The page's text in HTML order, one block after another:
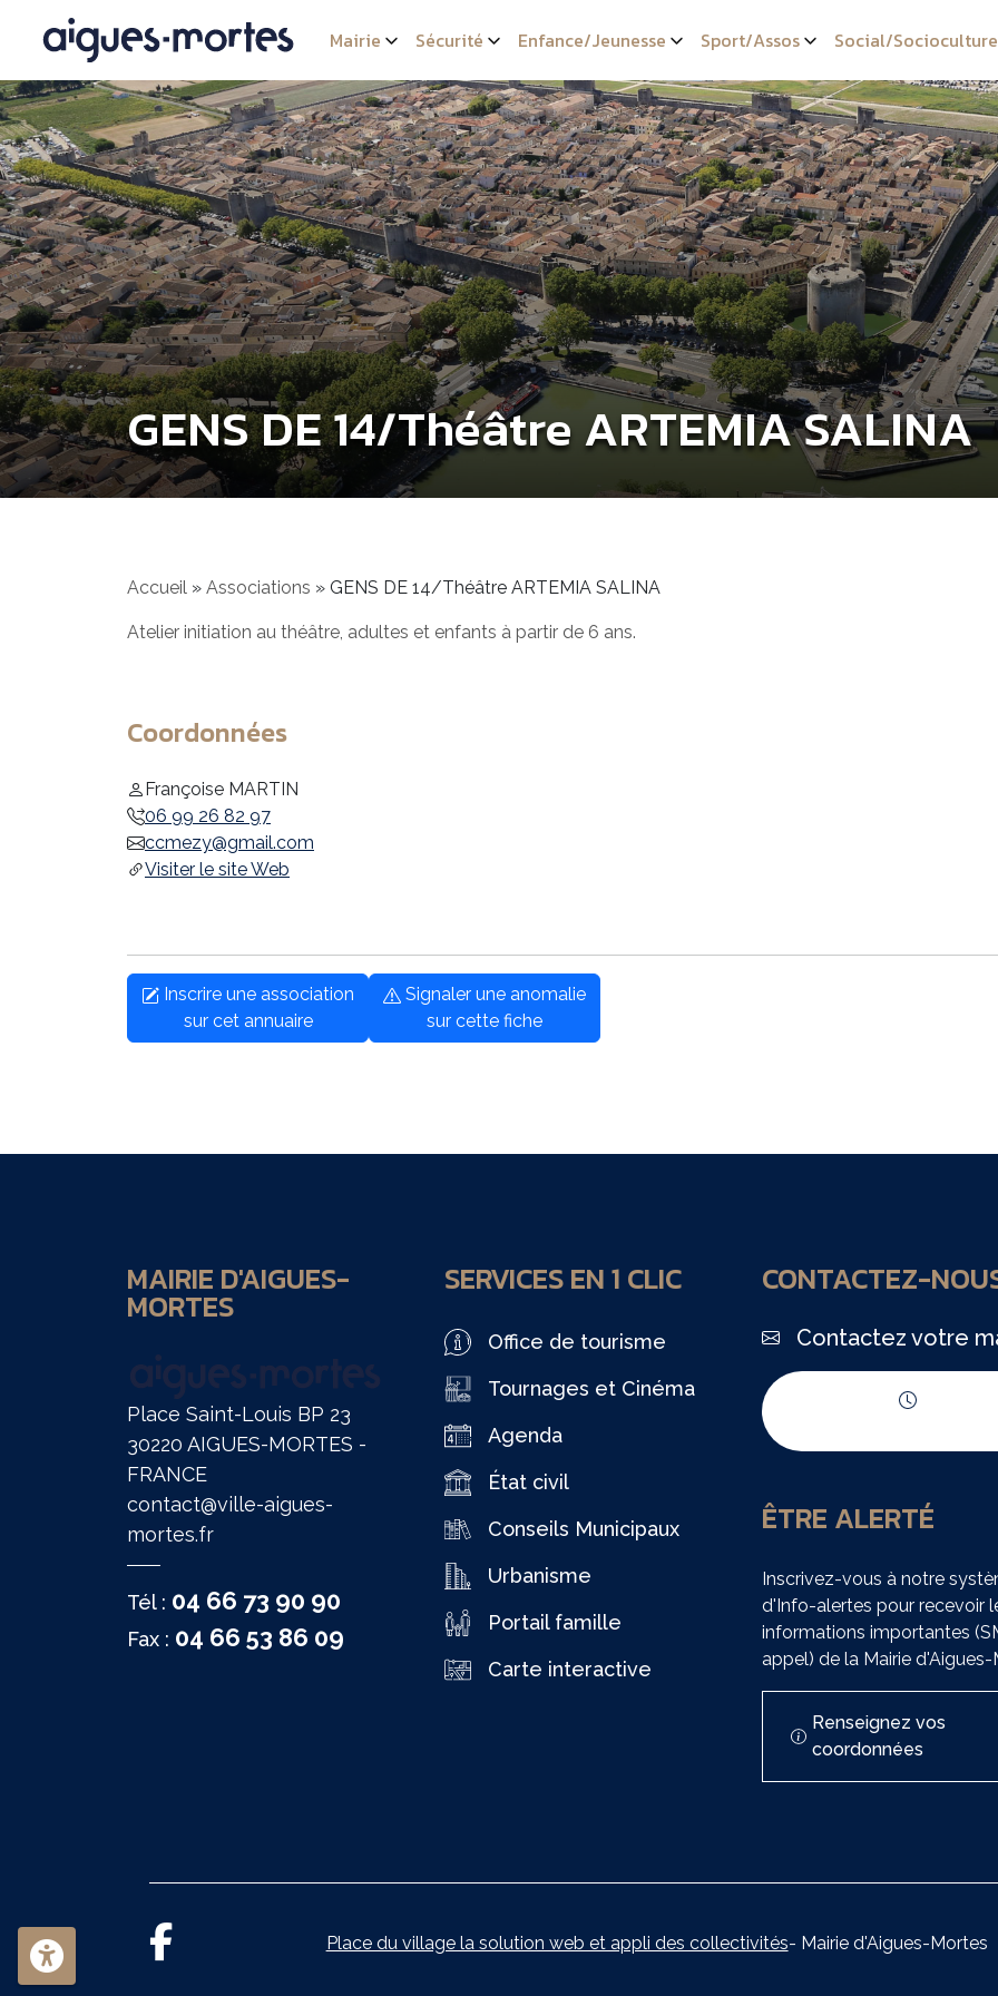
Mairie Sécurité Enfance/Jeunesse Sport/Assos Social/
GENS DE 14/Théâtre ARTEMIA SALINA
Accueil » Associations » GENS DE 14/Théâtre ARTEMIA SALINA
Atelier initiation au théâtre, adultes et enfants à partir de 6 ans.
Coordonnées
Françoise MARTIN
06 99 26 82 97
ccmezy@gmail.com
Visiter le site Web
Inscrire une association
sur cet annuaire
Signaler une anomalie
sur cette fiche
MAIRIE D'AIGUES-
MORTES
Place Saint-Louis BP 23
30220 AIGUES-MORTES -
FRANCE
contact@ville-aigues-
mortes.fr
Tél : 04 66 73 90 90
Fax : 04 66 53 86 09
SERVICES EN 1 CLIC
Office de tourisme
Tournages et Cinéma
Agenda
État civil
Conseils Municipaux
Urbanisme
Portail famille
Carte interactive
CONTACTEZ-
Contactez votre
ÊTRE ALERTÉ
Inscrivez-vous à notre
d'Info-alertes pour recevoir
informations importantes
appel) de la Mairie d'Aigues-
Renseignez vos
coordonnées
Place du village la solution web et appli des collectivités- Mairie d'Aigues-Mortes